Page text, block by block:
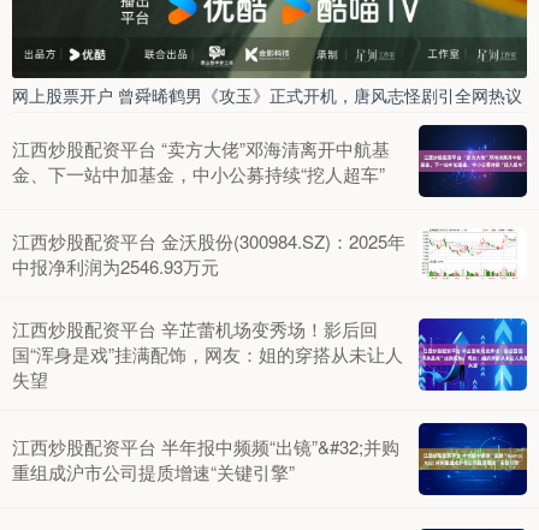
网上股票开户 曾舜晞鹤男《攻玉》正式开机，唐风志怪剧引全网热议
江西炒股配资平台 “卖方大佬”邓海清离开中航基
金、下一站中加基金，中小公募持续“挖人超车”
江西炒股配资平台 金沃股份(300984.SZ)：2025年
中报净利润为2546.93万元
江西炒股配资平台 辛芷蕾机场变秀场！影后回
国“浑身是戏”挂满配饰，网友：姐的穿搭从未让人
失望
江西炒股配资平台 半年报中频频“出镜”&#32;并购
重组成沪市公司提质增速“关键引擎”